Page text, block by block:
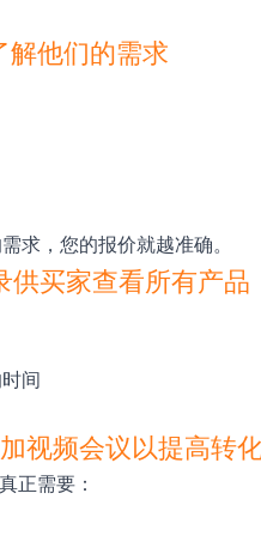
解他们的需求
求，您的报价就越准确。
供买家查看所有产品
间
视频会议以提高转
正需要：